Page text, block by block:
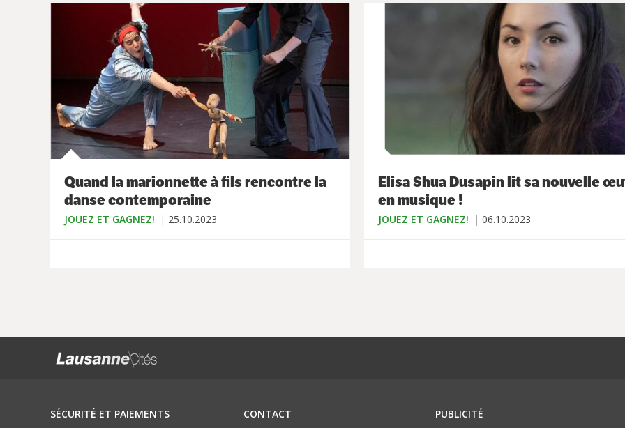
Quand la marionnette à fils rencontre la
danse contemporaine
JOUEZ ET GAGNEZ! 25.10.2023
Elisa Shua Dusapin lit sa nouvelle
en musique !
JOUEZ ET GAGNEZ! 06.10.2023
SÉCURITÉ ET PAIEMENTS
CONTACT
PUBLICITÉ